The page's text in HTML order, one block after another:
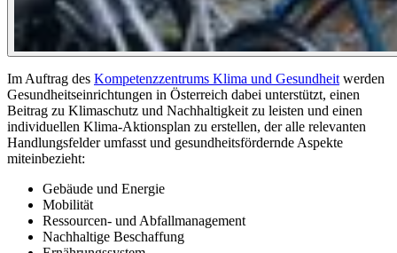
Im Auftrag des Kompetenzzentrums Klima und Gesundheit werden
Gesundheitseinrichtungen in Österreich dabei unterstützt, einen
Beitrag zu Klimaschutz und Nachhaltigkeit zu leisten und einen
individuellen Klima-Aktionsplan zu erstellen, der alle relevanten
Handlungsfelder umfasst und gesundheitsfördernde Aspekte
miteinbezieht:
Gebäude und Energie
Mobilität
Ressourcen- und Abfallmanagement
Nachhaltige Beschaffung